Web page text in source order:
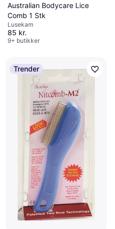
Australian Bodycare Lice
Comb 1 Stk
Lusekam
85 kr.
9+ butikker
Trender